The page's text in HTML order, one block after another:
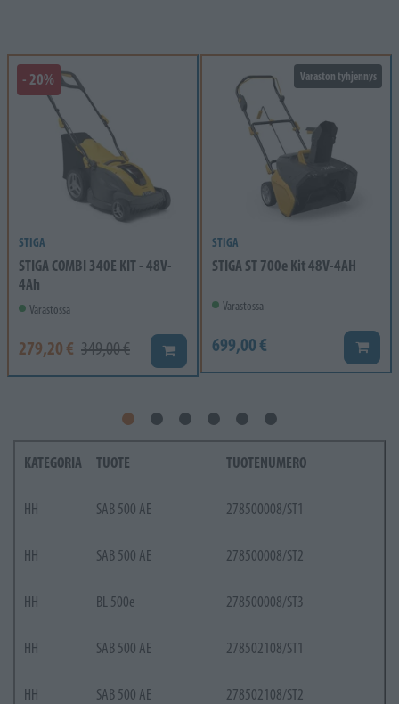
- 20%
STIGA
STIGA COMBI 340E KIT - 48V-
4Ah
Varastossa
279,20 € 349,00 € Lisää koriin
Varaston tyhjennys
STIGA
STIGA ST 700e Kit 48V-4AH
Varastossa
699,00 € Lisää
KATEGORIA TUOTE TUOTENUMERO
HH SAB 500 AE 278500008/ST1
HH SAB 500 AE 278500008/ST2
HH BL 500e 278500008/ST3
HH SAB 500 AE 278502108/ST1
HH SAB 500 AE 278502108/ST2